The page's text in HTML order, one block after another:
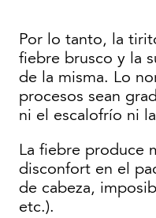
Por lo tanto, la
fiebre brusco y la
de la misma. Lo
procesos sean
ni el escalofrío ni
La fiebre produce
disconfort en el
de cabeza,
etc.).